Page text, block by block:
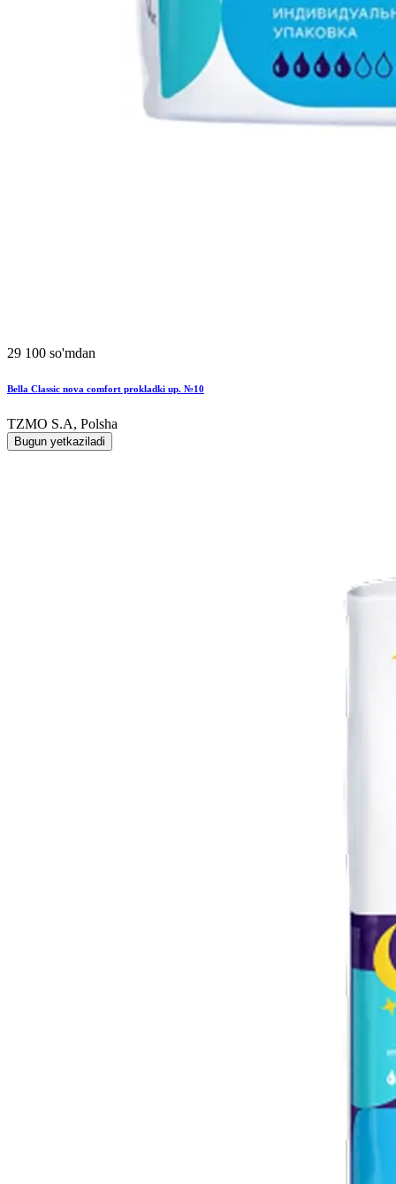
29 100 so'mdan
Bella Classic nova comfort prokladki up. №10
TZMO S.A, Polsha
Bugun yetkaziladi